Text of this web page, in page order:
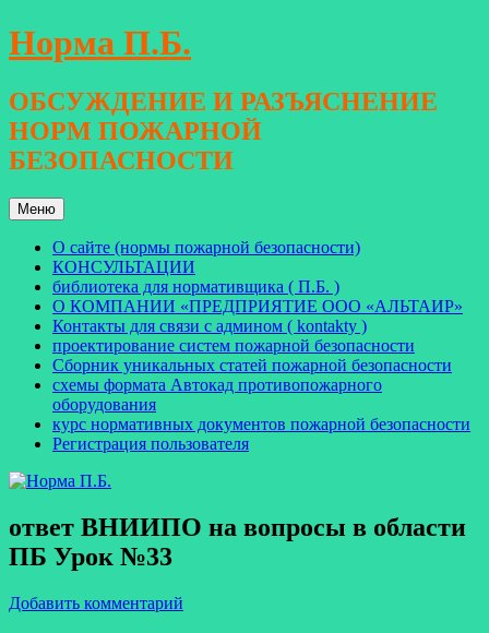
Перейти
к
Норма П.Б.
ОБСУЖДЕНИЕ И РАЗЪЯСНЕНИЕ
НОРМ ПОЖАРНОЙ
БЕЗОПАСНОСТИ
Меню
О сайте (нормы пожарной безопасности)
КОНСУЛЬТАЦИИ
библиотека для нормативщика ( П.Б. )
О КОМПАНИИ «ПРЕДПРИЯТИЕ ООО «АЛЬТАИР»
Контакты для связи с админом ( kontakty )
проектирование систем пожарной безопасности
Сборник уникальных статей пожарной безопасности
схемы формата Автокад противопожарного
оборудования
курс нормативных документов пожарной безопасности
Регистрация пользователя
ответ ВНИИПО на вопросы в области
ПБ Урок №33
Добавить комментарий